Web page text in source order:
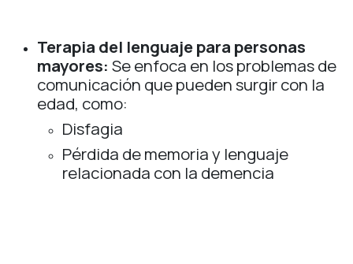
Terapia del lenguaje para personas
mayores: Se enfoca en los problemas de
comunicación que pueden surgir con la
edad, como:
Disfagia
Pérdida de memoria y lenguaje
relacionada con la demencia